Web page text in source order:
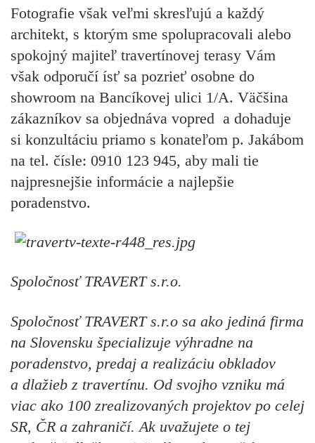
Fotografie však veľmi skresľujú a každý
architekt, s ktorým sme spolupracovali alebo
spokojný majiteľ travertínovej terasy Vám
však odporučí ísť sa pozrieť osobne do
showroom na Bancíkovej ulici 1/A. Väčšina
zákazníkov sa objednáva vopred a dohaduje
si konzultáciu priamo s konateľom p. Jakábom
na tel. čísle: 0910 123 945, aby mali tie
najpresnejšie informácie a najlepšie
poradenstvo.
Spoločnosť TRAVERT s.r.o.
Spoločnosť TRAVERT s.r.o sa ako jediná firma
na Slovensku špecializuje výhradne na
poradenstvo, predaj a realizáciu obkladov
a dlažieb z travertínu. Od svojho vzniku má
viac ako 100 zrealizovaných projektov po celej
SR, ČR a zahraničí. Ak uvažujete o tej